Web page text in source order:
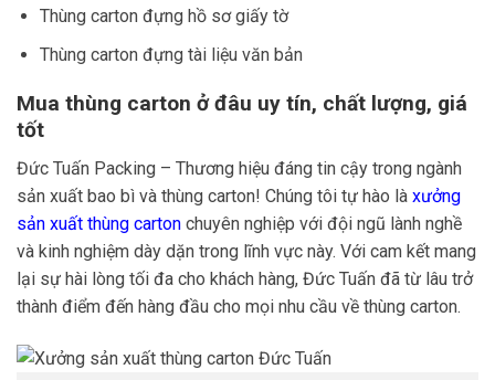
Thùng carton đựng hồ sơ giấy tờ
Thùng carton đựng tài liệu văn bản
Mua thùng carton ở đâu uy tín, chất lượng, giá
tốt
Đức Tuấn Packing – Thương hiệu đáng tin cậy trong ngành
sản xuất bao bì và thùng carton! Chúng tôi tự hào là xưởng
sản xuất thùng carton chuyên nghiệp với đội ngũ lành nghề
và kinh nghiệm dày dặn trong lĩnh vực này. Với cam kết mang
lại sự hài lòng tối đa cho khách hàng, Đức Tuấn đã từ lâu trở
thành điểm đến hàng đầu cho mọi nhu cầu về thùng carton.